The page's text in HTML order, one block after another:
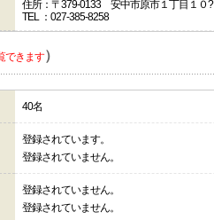
住所：〒379-0133 安中市原市１丁目１０?
TEL ：027-385-8258
できます）
40名
登録されています。
登録されていません。
登録されていません。
登録されていません。